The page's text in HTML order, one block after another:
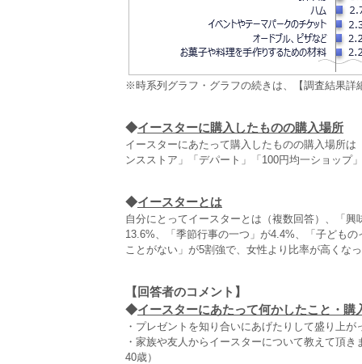
※時系列グラフ・グラフの続きは、【調査結果詳
◆イースターに購入したものの購入場所
イースターにあたって購入したものの購入場所
ンスストア」「デパート」「100円均一ショップ
◆イースターとは
自分にとってイースターとは（複数回答）、「
13.6%、「季節行事の一つ」が4.4%、「子ども
ことがない」が5割強で、女性より比率が高くな
【回答者のコメント】
◆イースターにあたって何かしたこと・購
・プレゼントを知り合いにあげたりして盛り上が
・家族や友人からイースターについて教えて頂
40歳）